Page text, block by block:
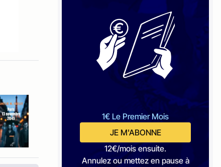
1€ Le Premier Mois
JE M'ABONNE
12€/mois ensuite.
Annulez ou mettez en pause à